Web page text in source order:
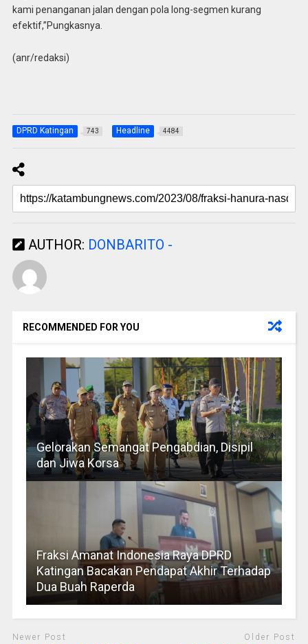
kami penanganan jalan dengan pola long-segmen kurang
efektif,”Pungkasnya.
(anr/redaksi)
DPRD Katingan 743 Headline 4484
AUTHOR: DONBARITO -
RECOMMENDED FOR YOU
Gelorakan Semangat Pengabdian, Disipil
dan Jiwa Korsa
Fraksi Amanat Indonesia Raya DPRD
Katingan Bacakan Pendapat Akhir Terhadap
Dua Buah Raperda
Newer Post Older Post